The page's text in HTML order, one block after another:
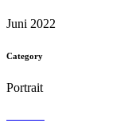
Juni 2022
Category
Portrait